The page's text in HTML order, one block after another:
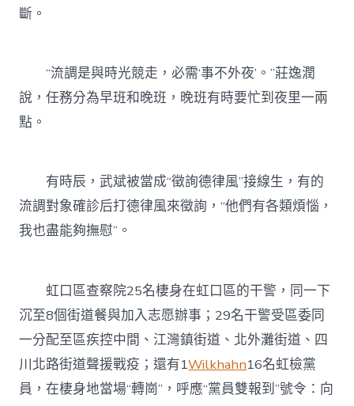
斷。
“流調是與時光競走，必需‘事不外夜’。”莊逸潤
說，任務分為早班和晚班，晚班有時要忙到夜里一兩
點。
有時辰，武斌被當成“徵詢德律風”接線生，有的
流調對象確診后打德律風來徵詢，“他們有各類煩惱，
我也盡能夠撫慰”。
虹口區查察院25名棲身在虹口區的干警，同一下
沉至8個街道餐與加入志愿辦事；29名干警受區委同
一分配至區疾控中間、江灣鎮街道、北外灘街道、四
川北路街道聲援戰疫；還有1Wilkhahn16名虹檢黨
員，在棲身地當場“轉崗”，呼應“黨員雙報到”號令：向